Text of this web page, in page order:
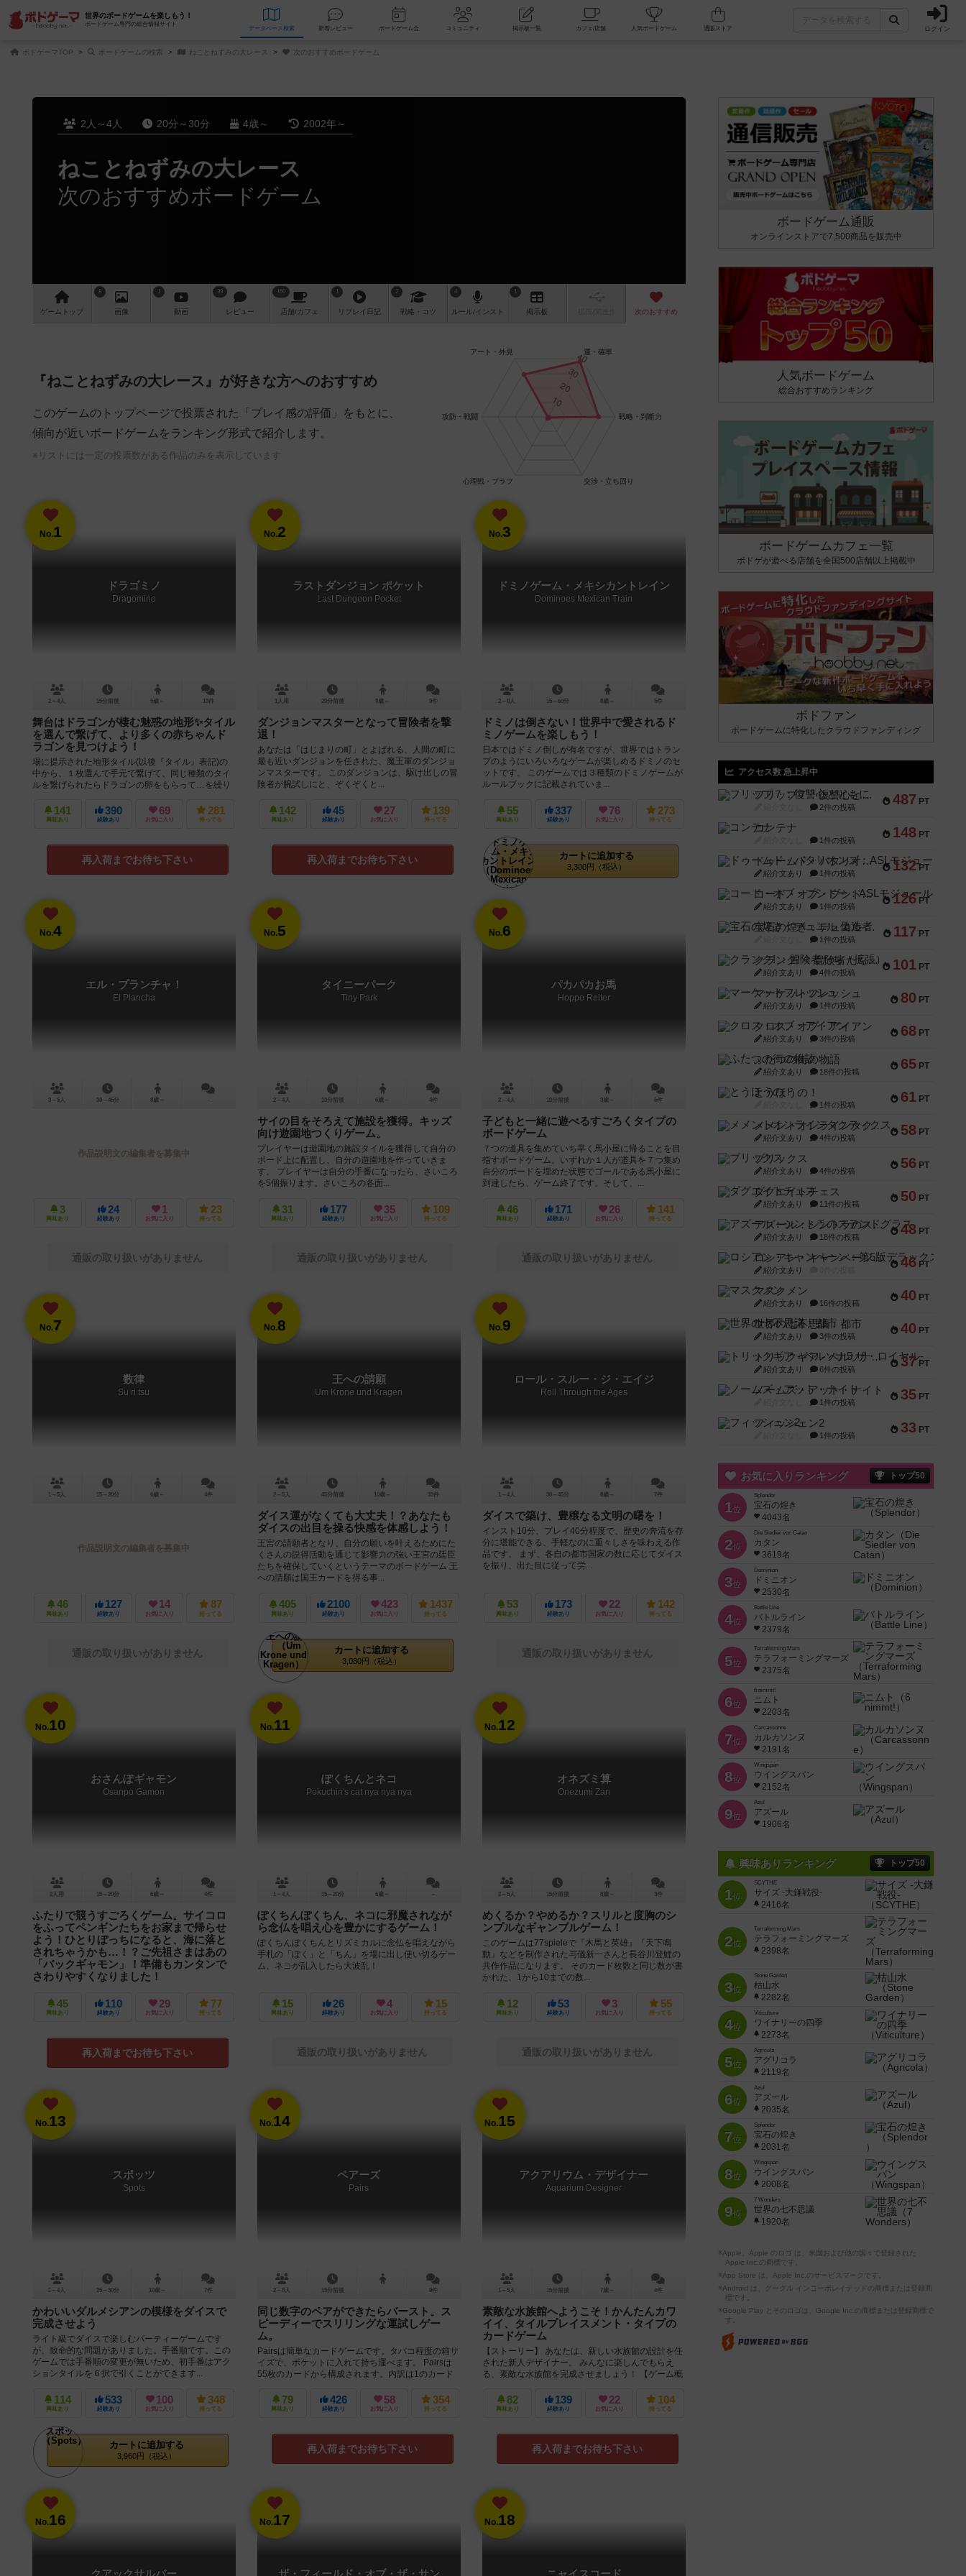
世界のボードゲームを楽しもう！
ボードゲーム専門の総合情報サイト
データベース 検索 新着レビュー ボードゲーム会 コミュニティ 掲示板一覧 カフェ/店舗 人気ボードゲーム ログイン
ボドゲーマTOP ボードゲームの検索 ねことねずみの大レース 次のおすすめボードゲーム
2人～4人 20分～30分 4歳～ 2002年～
ねことねずみの大レース
次のおすすめボードゲーム
ゲーム トップ
8
画像
1
動画
39
レビュー
160
店舗/カフェ
1
リプレイ 日記
2
戦略 ・コツ
4
ルール/インスト
1
掲示板 次のおすすめ
『ねことねずみの大レース』が好きな方へのおすすめ
このゲームのトップページで投票された「プレイ感の評価」をもとに、
傾向が近いボードゲームをランキング形式で紹介します。
※リストには一定の投票数がある作品のみを表示しています
No.1
ドラゴミノ
Dragomino
2～4人 15分前後 5歳～ 13件
舞台はドラゴンが棲む魅惑の地形✨タイル
を選んで繋げて、より多くの赤ちゃんド
ラゴンを見つけよう！
場に提示された地形タイル(以後『タイル』表記)の
中から、１枚選んで手元で繋げて、同じ種類のタイ
ルを繋げられたらドラゴンの卵をもらって…を繰り
141
興味あり
390
経験あり
69
お気に入り
281
持ってる
再入荷までお待ち下さい
No.2
ラストダンジョン ポケット
Last Dungeon Pocket
1人用 20分前後 9歳～ 9件
ダンジョンマスターとなって冒険者を撃
退！
あなたは「はじまりの町」とよばれる、人間の町に
最も近いダンジョンを任された、魔王軍のダンジョ
ンマスターです。 このダンジョンは、駆け出しの冒
険者が腕試しにと、ぞくぞくと...
142
興味あり
45
経験あり
27
お気に入り
139
持ってる
再入荷までお待ち下さい
No.3
ドミノゲーム・メキシカントレイン
Dominoes Mexican Train
2～8人 15～60分 8歳～ 5件
ドミノは倒さない！世界中で愛されるド
ミノゲームを楽しもう！
日本ではドミノ倒しが有名ですが、世界ではトラン
プのようにいろいろなゲームが楽しめるドミノのセ
ットです。 このゲームでは３種類のドミノゲームが
ルールブックに記載されていま...
55
興味あり
337
経験あり
76
お気に入り
273
持ってる
カートに追加する
3,300円（税込）
No.4
エル・プランチャ！
El Plancha
3～5人 30～45分 8歳～ －
作品説明文の編集者を募集中
3
興味あり
24
経験あり
1
お気に入り
23
持ってる
通販の取り扱いがありません
No.5
タイニーパーク
Tiny Park
2～4人 10分前後 6歳～ 4件
サイの目をそろえて施設を獲得。キッズ
向け遊園地つくりゲーム。
プレイヤーは遊園地の施設タイルを獲得して自分の
ボード上に配置し、自分の遊園地を作っていきま
す。 プレイヤーは自分の手番になったら、さいころ
を5個振ります。さいころの各面...
31
興味あり
177
経験あり
35
お気に入り
109
持ってる
通販の取り扱いがありません
No.6
パカパカお馬
Hoppe Reiter
2～4人 10分前後 3歳～ 6件
子どもと一緒に遊べるすごろくタイプの
ボードゲーム
７つの道具を集めていち早く馬小屋に帰ることを目
指すボードゲーム。いずれか１人が道具を７つ集め
自分のボードを埋めた状態でゴールである馬小屋に
到達したら、ゲーム終了です。そして、...
46
興味あり
171
経験あり
26
お気に入り
141
持ってる
通販の取り扱いがありません
No.7
数律
Su ri tsu
1～5人 15～20分 6歳～ 4件
作品説明文の編集者を募集中
46
興味あり
127
経験あり
14
お気に入り
87
持ってる
通販の取り扱いがありません
No.8
王への請願
Um Krone und Kragen
2～5人 45分前後 10歳～ 33件
ダイス運がなくても大丈夫！？あなたも
ダイスの出目を操る快感を体感しよう！
王宮の請願者となり、自分の願いを叶えるためにた
くさんの説得活動を通じて影響力の強い王宮の廷臣
たちを確保していくというテーマのボードゲーム 王
への請願は国王カードを得る事...
405
興味あり
2100
経験あり
423
お気に入り
1437
持ってる
カートに追加する
3,080円（税込）
No.9
ロール・スルー・ジ・エイジ
Roll Through the Ages
1～4人 30～45分 8歳～ 7件
ダイスで築け、豊穣なる文明の曙を！
インスト10分、プレイ40分程度で、歴史の奔流を存
分に堪能できる、手軽なのに重々しさを味わえる作
品です。 まず、各自の都市国家の数に応じてダイス
を振り、出た目に従って労...
53
興味あり
173
経験あり
22
お気に入り
142
持ってる
通販の取り扱いがありません
No.10
おさんぽギャモン
Osanpo Gamon
2人用 15～20分 6歳～ 4件
ふたりで競うすごろくゲーム。サイコロ
をふってペンギンたちをお家まで帰らせ
よう！ひとりぼっちになると、海に落と
されちゃうかも…！？ご先祖さまはあの
「バックギャモン」！準備もカンタンで
さわりやすくなりました！
ろくゲーム「おさんぽギャモン」 ペンギンが目印
のすごろくゲーム「おさんぽギャモン」。誰とでも
45
興味あり
110
経験あり
29
お気に入り
77
持ってる
再入荷までお待ち下さい
No.11
ぽくちんとネコ
Pokuchin's cat nya nya nya
1～4人 15～20分 6歳～ －
ぽくちんぽくちん、ネコに邪魔されなが
ら念仏を唱え心を豊かにするゲーム！
ぽくちんぽくちんとリズミカルに念仏を唱えながら
手札の「ぽく」と「ちん」を場に出し使い切るゲー
ム。ネコが乱入したら大波乱！
15
興味あり
26
経験あり
4
お気に入り
15
持ってる
通販の取り扱いがありません
No.12
オネズミ算
Onezumi Zan
2～5人 15分前後 8歳～ 3件
めくるか？やめるか？スリルと度胸のシ
ンプルなギャンブルゲーム！
このゲームは77spieleで『木馬と英雄』『天下鳴
動』などを制作された与儀新一さんと長谷川登鯉の
共作作品になります。 そのカード枚数と同じ数が書
かれた、1から10までの数...
12
興味あり
53
経験あり
3
お気に入り
55
持ってる
通販の取り扱いがありません
No.13
スポッツ
Spots
1～4人 25～30分 10歳～ 7件
かわいいダルメシアンの模様をダイスで
完成させよう
ライト級でダイスで楽しむパーティーゲームです
が、致命的な問題がありました。手番順です。この
ゲームでは手番順の変更が無いため、初手番はアク
ションタイルを６択で引くことができます...
114
興味あり
533
経験あり
100
お気に入り
348
持ってる
カートに追加する
3,960円（税込）
No.14
ペアーズ
Pairs
2～8人 15分前後 9件
同じ数字のペアができたらバースト。ス
ピーディーでスリリングな運試しゲー
ム。
Pairsは簡単なカードゲームです。タバコ程度の箱サ
イズで、ポケットに入れて持ち運べます。 Pairsは
55枚のカードから構成されます。内訳は1のカード
79
興味あり
426
経験あり
58
お気に入り
354
持ってる
再入荷までお待ち下さい
No.15
アクアリウム・デザイナー
Aquarium Designer
1～5人 15分前後 7歳～ 4件
素敵な水族館へようこそ！かんたんカワ
イイ、タイルプレイスメント・タイプの
カードゲーム
【ストーリー】 あなたは、新しい水族館の設計を任
された新人デザイナー。 みんなに楽しんでもらえ
る、素敵な水族館を完成させましょう！ 【ゲーム概
82
興味あり
139
経験あり
22
お気に入り
104
持ってる
再入荷までお待ち下さい
No.16 No.17 No.18
ボードゲーム通販
オンラインストアで7,500商品を販売中
人気ボードゲーム
総合おすすめランキング
ボードゲームカフェ一覧
ボドゲが遊べる店舗を全国500店舗以上掲載中
ボドファン
ボードゲームに特化したクラウドファンディング
アクセス数 急上昇中
487 PT
フリップ７：復讐心とともに
2件の投稿
148 PT
コンテナ
1件の投稿
132 PT
ドゥームド・バタリオンズ：ASLモジュール11
紹介文あり 1件の投稿
126 PT
コード・オブ・ブシドー：ASLモジュール8
紹介文あり 1件の投稿
117 PT
宝石の煌き：デュエル 偽造者
1件の投稿
101 PT
クランク! ：冒険者たち（拡張）
紹介文あり 4件の投稿
80 PT
マーケットフレッシュ
紹介文あり 1件の投稿
68 PT
クロス・オブ・アイアン
紹介文あり 3件の投稿
65 PT
ふたつの街の物語
紹介文あり 18件の投稿
61 PT
とうほうの！
1件の投稿
58 PT
メメントオンラインタクティクス
紹介文あり 4件の投稿
56 PT
ブリックス
紹介文あり 4件の投稿
50 PT
ダグエイトチェス
紹介文あり 11件の投稿
48 PT
アズール：シントラのステンドグラス
紹介文あり 18件の投稿
46 PT
ロシアン・キャンペーン：第5版デラックス
紹介文あり
40 PT
マスクメン
紹介文あり 16件の投稿
40 PT
世界の七不思議：都市
紹介文あり 3件の投稿
37 PT
トリックギア - ペルソナ5 ザ・ロイヤル-
紹介文あり 6件の投稿
35 PT
ノームズ・アット・ナイト
1件の投稿
33 PT
フィッシェン2
1件の投稿
お気に入りランキング トップ50
1位
Splendor
宝石の煌き
4043名
2位
Die Siedler von Catan
カタン
3619名
3位
Dominion
ドミニオン
2530名
4位
Battle Line
バトルライン
2379名
5位
Terraforming Mars
テラフォーミングマーズ
2375名
6位
6 nimmt!
ニムト
2203名
7位
Carcassonne
カルカソンヌ
2191名
8位
Wingspan
ウイングスパン
2152名
9位
Azul
アズール
1906名
興味ありランキング トップ50
1位
SCYTHE
サイズ -大鎌戦役-
2416名
2位
Terraforming Mars
テラフォーミングマーズ
2398名
3位
Stone Garden
枯山水
2282名
4位
Viticulture
ワイナリーの四季
2273名
5位
Agricola
アグリコラ
2119名
6位
Azul
アズール
2035名
7位
Splendor
宝石の煌き
2031名
8位
Wingspan
ウイングスパン
2008名
9位
7 Wonders
世界の七不思議
1920名
※Apple、Apple のロゴ は、米国および他の国々で登録された
Apple Inc.の商標です。
※App Store は、Apple Inc.のサービスマークです。
※Android は、グーグル インコーポレイテッドの商標または登録商
標です。
※Google Play とそのロゴは、Google Inc.の商標または登録商標で
す。